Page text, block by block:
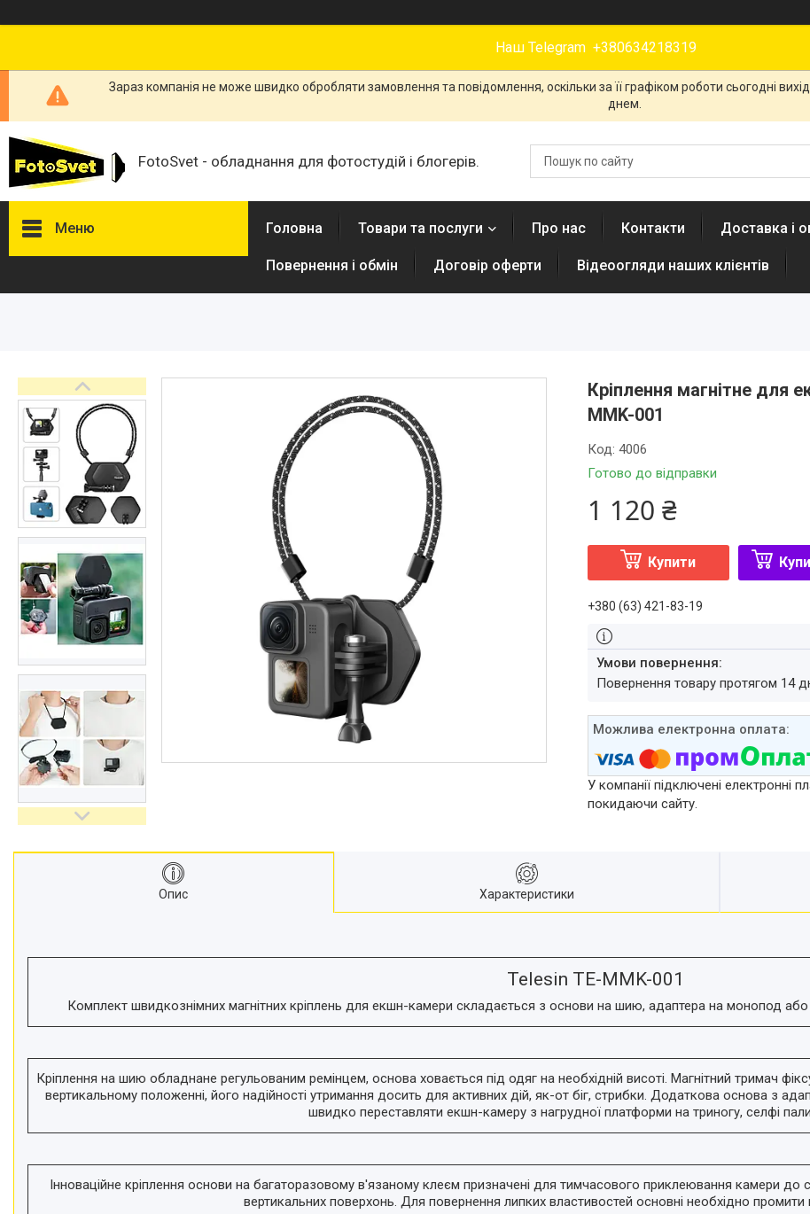
Наш Telegram +380634218319
Зараз компанія не може швидко обробляти замовлення та повідомлення, оскільки за її графіком роботи сьогодні
днем.
FotoSvet - обладнання для фотостудій і блогерів.
Меню
Студійні парасольки
Студійне світло
Лампи для постійного та
імпульсного світла
Набори постійного світла для
фото і відео
Набори імпульсного світла
Фото відбивачі, тримачі для
відбивачів
Поворотні столики
Все для предметної зйомки
Лайтбокси, фотобокси
Кільцеві лампи, товари для
Світлодіодні LED-панель,
відеосвітло
Підсвічування, накамерне
світло
Штативи для фотоапаратів і
відеокамер
Стедіками, стабілізатори
Моноподи
Лінзи-об'єктиви для
Перехідники для фототехніки і
Генератори диму
відеозйомки
Аксесуари для мобільних
Головна Товари та послуги Про нас Контакти Доставка і
Повернення і обмін Договір оферти Відеоогляди наших клієнтів
Кріплення магнітне для
MMK-001
Готово до відправки
Код: 4006
1 120 ₴
Купити
+380 (63) 421-83-19
повернення товару протягом 14
У компанії підключені електронні
покидаючи сайту.
Опис Характеристики
Telesin TE-MMK-001
Комплект швидкознімних магнітних кріплень для екшн-камери складається з основи на шию, адаптера на монопод
Кріплення на шию обладнане регульованим ремінцем, основа ховається під одяг на необхідній висоті. Магнітний тримач
вертикальному положенні, його надійності утримання досить для активних дій, як-от біг, стрибки. Додаткова основа з
швидко переставляти екшн-камеру з нагрудної платформи на триногу, селфі
Інноваційне кріплення основи на багаторазовому в'язаному клеєм призначені для тимчасового приклеювання камери до
вертикальних поверхонь. Для повернення липких властивостей основні необхідно